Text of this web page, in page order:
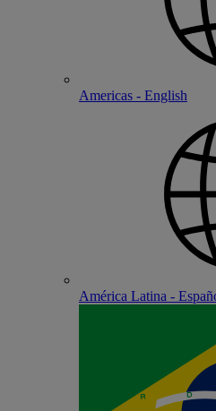
Americas - English
América Latina -